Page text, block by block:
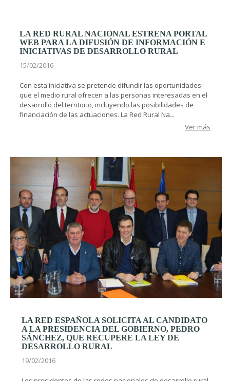
LA RED RURAL NACIONAL ESTRENA PORTAL
WEB PARA LA DIFUSIÓN DE INFORMACIÓN E
INICIATIVAS DE DESARROLLO RURAL
15/02/2016
Con esta iniciativa se pretende difundir las oportunidades
que el medio rural ofrecen a las personas interesadas en el
desarrollo del territorio, incluyendo las posibilidades de
financiación de las actuaciones. La Red Rural Na...
Ver más
LA RED ESPAÑOLA SOLICITA AL CANDIDATO
A LA PRESIDENCIA DEL GOBIERNO, PEDRO
SÁNCHEZ, QUE RECUPERE LA LEY DE
DESARROLLO RURAL
19/02/2016